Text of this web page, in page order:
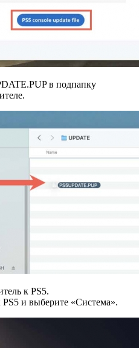
в подпапку
к PS5.
и выберите «Система».